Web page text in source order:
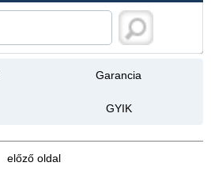
Garancia
GYIK
előző oldal